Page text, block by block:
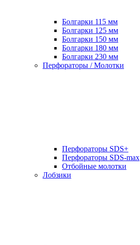
Болгарки 115 мм
Болгарки 125 мм
Болгарки 150 мм
Болгарки 180 мм
Болгарки 230 мм
Перфораторы / Молотки
Перфораторы SDS+
Перфораторы SDS-max
Отбойные молотки
Лобзики